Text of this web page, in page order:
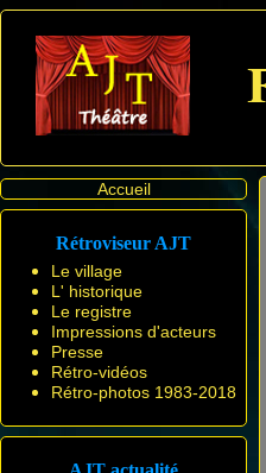
Accueil
Rétroviseur AJT
Le village
L' historique
Le registre
Impressions d'acteurs
Presse
Rétro-vidéos
Rétro-photos 1983-2018